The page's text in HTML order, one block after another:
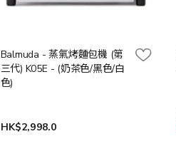
Balmuda - 蒸氣烤麵包機 (第
三代) K05E - (奶茶色/黑色/白
色)
HK$2,998.0